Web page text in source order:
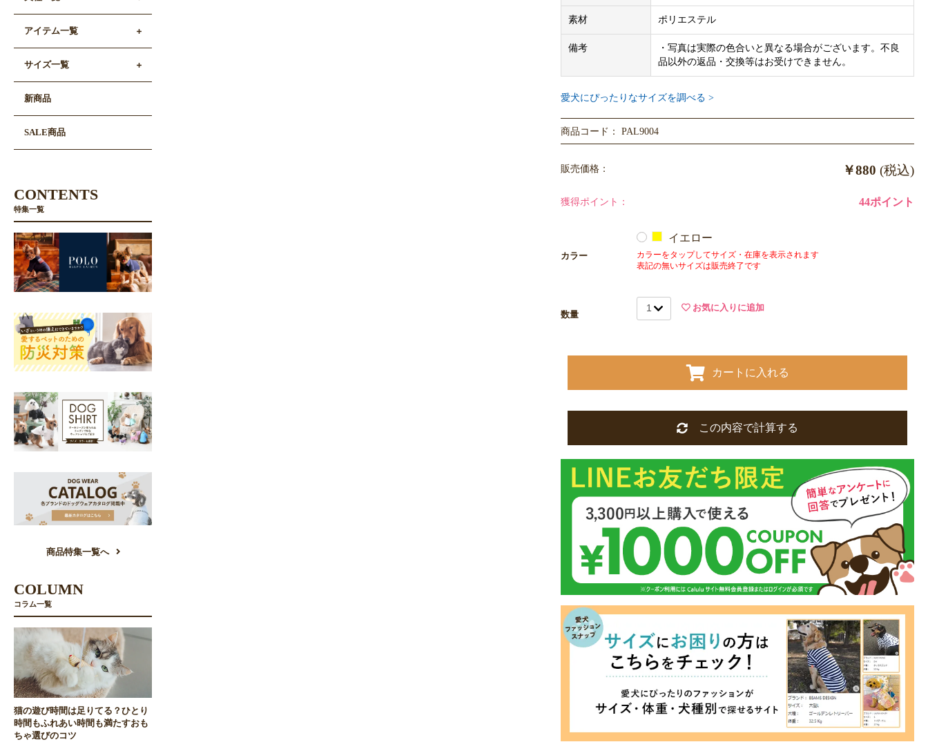
※法人のお客様へ、Solgraの製品は卸し販売対象外です。表示の価格、及び購入
価格はメーカー希望小売価格です。
ますので、予めご了承ください。
素材 ポリエステル
備考
・写真は実際の色合いと異なる場合がございます。不良
品以外の返品・交換等はお受けできません。
愛犬にぴったりなサイズを調べる >
商品コード： PAL9004
販売価格： ￥880 (税込)
獲得ポイント： 44ポイント
カラー
イエロー
カラーをタップしてサイズ・在庫を表示されます
表記の無いサイズは販売終了です
数量
お気に入りに追加
カートに入れる
この内容で計算する
アイテム一覧
サイズ一覧
新商品
SALE商品
CONTENTS
特集一覧
商品特集一覧へ
COLUMN
コラム一覧
猫の遊び時間は足りてる？ひとり
時間もふれあい時間も満たすおも
ちゃ選びのコツ